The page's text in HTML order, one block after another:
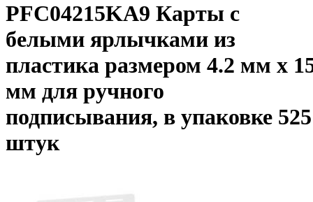
PFC04215KA9 Карты с
белыми ярлычками из
пластика размером 4.2 мм x
мм для ручного
подписывания, в упаковке 525
штук